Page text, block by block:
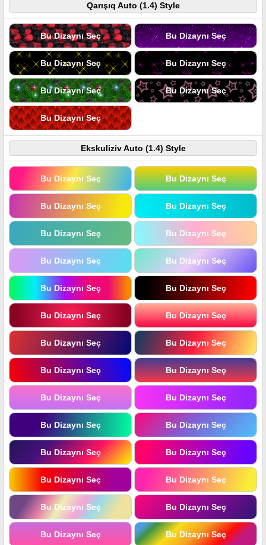
Qarışıq Auto (1.4) Style
Bu Dizaynı Seç Bu Dizaynı Seç
Bu Dizaynı Seç Bu Dizaynı Seç
Bu Dizaynı Seç Bu Dizaynı Seç
Bu Dizaynı Seç
Ekskuliziv Auto (1.4) Style
Bu Dizaynı Seç Bu Dizaynı Seç
Bu Dizaynı Seç Bu Dizaynı Seç
Bu Dizaynı Seç Bu Dizaynı Seç
Bu Dizaynı Seç Bu Dizaynı Seç
Bu Dizaynı Seç Bu Dizaynı Seç
Bu Dizaynı Seç Bu Dizaynı Seç
Bu Dizaynı Seç Bu Dizaynı Seç
Bu Dizaynı Seç Bu Dizaynı Seç
Bu Dizaynı Seç Bu Dizaynı Seç
Bu Dizaynı Seç Bu Dizaynı Seç
Bu Dizaynı Seç Bu Dizaynı Seç
Bu Dizaynı Seç Bu Dizaynı Seç
Bu Dizaynı Seç Bu Dizaynı Seç
Bu Dizaynı Seç Bu Dizaynı Seç